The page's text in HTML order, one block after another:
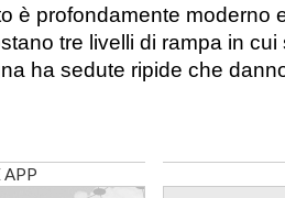
è profondamente moderno
tre livelli di rampa in
ha sedute ripide che
APP